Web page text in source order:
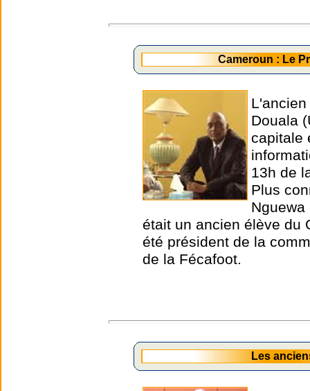
Cameroun : Le
Douala
capitale
13h de
Plus
était un ancien élève du
été président de la
de la Fécafoot.
Les